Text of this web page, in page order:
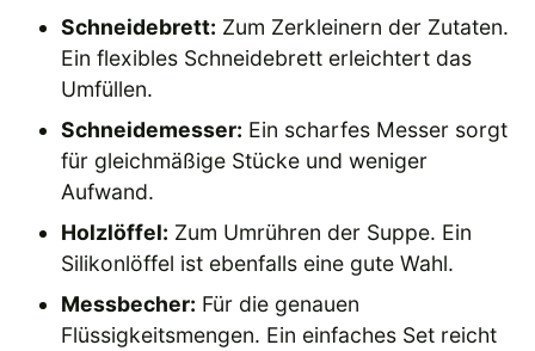
Schneidebrett: Zum Zerkleinern der Zutaten.
Ein flexibles Schneidebrett erleichtert das
Umfüllen.
Schneidemesser: Ein scharfes Messer sorgt
für gleichmäßige Stücke und weniger
Aufwand.
Holzlöffel: Zum Umrühren der Suppe. Ein
Silikonlöffel ist ebenfalls eine gute Wahl.
Messbecher: Für die genauen
Flüssigkeitsmengen. Ein einfaches Set reicht